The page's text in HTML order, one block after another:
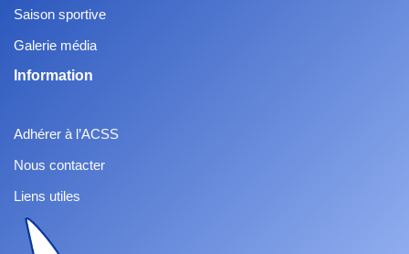
Saison sportive
Galerie média
Information
Adhérer à l’ACSS
Nous contacter
Liens utiles